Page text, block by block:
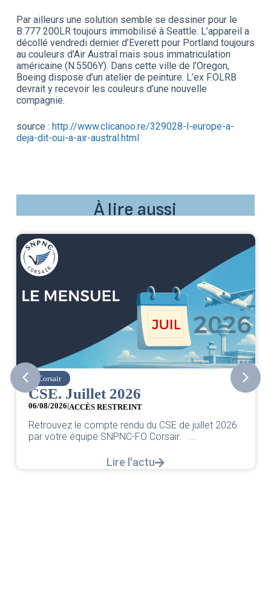
Par ailleurs une solution semble se dessiner pour le
B.777 200LR toujours immobilisé à Seattle. L’appareil a
décollé vendredi dernier d’Everett pour Portland toujours
au couleurs d’Air Austral mais sous immatriculation
américaine (N.5506Y). Dans cette ville de l’Oregon,
Boeing dispose d’un atelier de peinture. L’ex F.OLRB
devrait y recevoir les couleurs d’une nouvelle
compagnie.
source : http://www.clicanoo.re/329028-l-europe-a-
deja-dit-oui-a-air-austral.html
À lire aussi
2026
RESTREINT
compte rendu du CSE de juillet 2026
SNPNC-FO Corsair. ...
easyJet
Grève
Chers